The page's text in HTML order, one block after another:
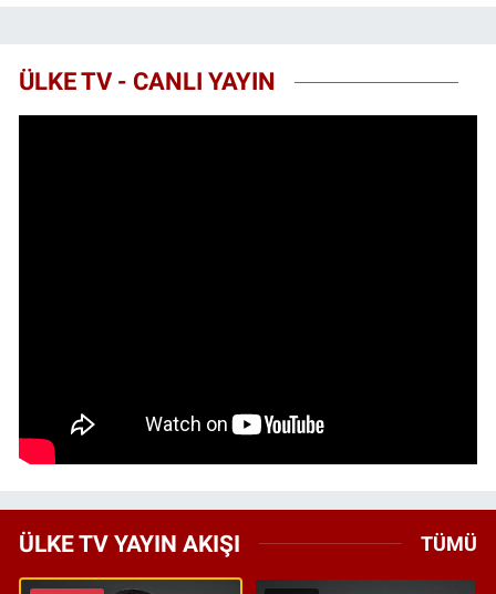
ÜLKE TV - CANLI YAYIN
ÜLKE TV YAYIN AKIŞI TÜMÜ